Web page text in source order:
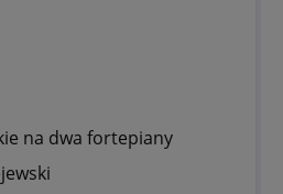
na dwa fortepiany